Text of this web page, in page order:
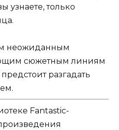
узнаете, только
неожиданным
сюжетным линиям
разгадать
Fantastic-